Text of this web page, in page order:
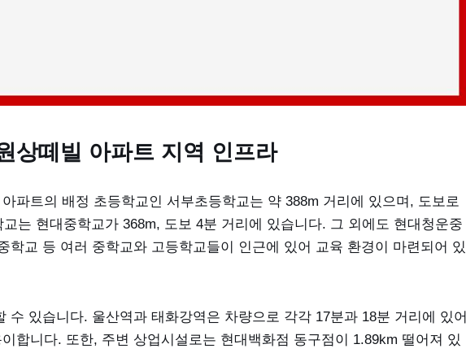
상떼빌 아파트 지역 인프라
파트의 배정 초등학교인 서부초등학교는 약 388m 거리에 있으며, 도보로
는 현대중학교가 368m, 도보 4분 거리에 있습니다. 그 외에도 현대청운중
학교 등 여러 중학교와 고등학교들이 인근에 있어 교육 환경이 마련되어 있
수 있습니다. 울산역과 태화강역은 차량으로 각각 17분과 18분 거리에 있어
합니다. 또한, 주변 상업시설로는 현대백화점 동구점이 1.89km 떨어져 있